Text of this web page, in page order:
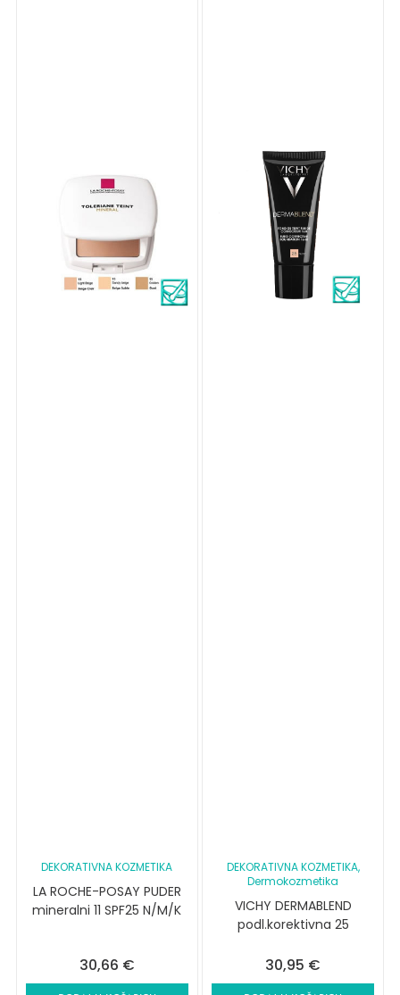
DEKORATIVNA KOZMETIKA
LA ROCHE-POSAY PUDER
mineralni 11 SPF25 N/M/K
30,66 €
DEKORATIVNA KOZMETIKA,
Dermokozmetika
VICHY DERMABLEND
podl.korektivna 25
30,95 €